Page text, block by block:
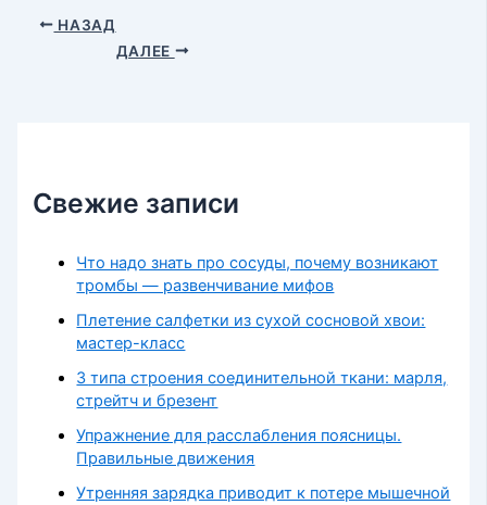
НАЗАД
ДАЛЕЕ
Свежие записи
Что надо знать про сосуды, почему возникают
тромбы — развенчивание мифов
Плетение салфетки из сухой сосновой хвои:
мастер-класс
3 типа строения соединительной ткани: марля,
стрейтч и брезент
Упражнение для расслабления поясницы.
Правильные движения
Утренняя зарядка приводит к потере мышечной